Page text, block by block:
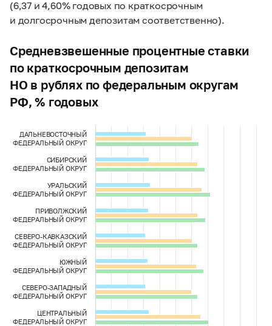
(6,37 и 4,60% годовых по краткосрочным
и долгосрочным депозитам соответственно).
Средневзвешенные процентные ставки
по краткосрочным депозитам
НО в рублях по федеральным округам
РФ, % годовых
ДАЛЬНЕВОСТОЧНЫЙ
ФЕДЕРАЛЬНЫЙ ОКРУГ
СИБИРСКИЙ
ФЕДЕРАЛЬНЫЙ ОКРУГ
УРАЛЬСКИЙ
ФЕДЕРАЛЬНЫЙ ОКРУГ
ПРИВОЛЖСКИЙ
ФЕДЕРАЛЬНЫЙ ОКРУГ
СЕВЕРО-КАВКАЗСКИЙ
ФЕДЕРАЛЬНЫЙ ОКРУГ
ЮЖНЫЙ
ФЕДЕРАЛЬНЫЙ ОКРУГ
СЕВЕРО-ЗАПАДНЫЙ
ФЕДЕРАЛЬНЫЙ ОКРУГ
ЦЕНТРАЛЬНЫЙ
ФЕДЕРАЛЬНЫЙ ОКРУГ